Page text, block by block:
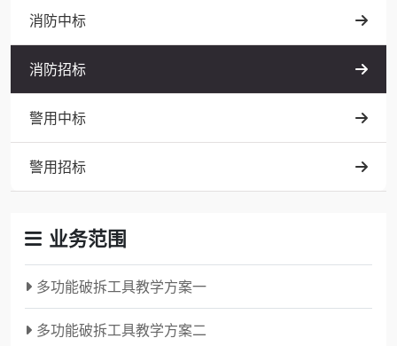
消防中标
消防招标
警用中标
警用招标
业务范围
多功能破拆工具教学方案一
多功能破拆工具教学方案二